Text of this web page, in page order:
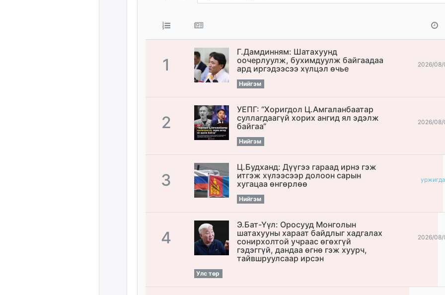
1
Г.Дамдинням: Шатахуунд
оочерлуулж, бухимдуулж байгаадаа
ард иргэдээсээ хүлцэл өчье
Нийгэм
2026/08/
2
УЕПГ: “Хоригдол Ц.Амгаланбаатар
cуллагдаагүй хорих ангид ял эдэлж
байгаа“
Нийгэм
2026/08/
3
Ц.Будханд: Дүүгээ гараад ирнэ гэж
итгэж хүлээсээр долоон сарын
хугацаа өнгөрлөө
Нийгэм
4
Э.Бат-Үүл: Оросууд Монголын
шатахууны хараат байдлыг хадгалах
сонирхолтой учраас өгөхгүй
гэдэггүй, дандаа өгнө гэж хуурч,
тайвшруулсаар ирсэн
Улс төр
2026/08/